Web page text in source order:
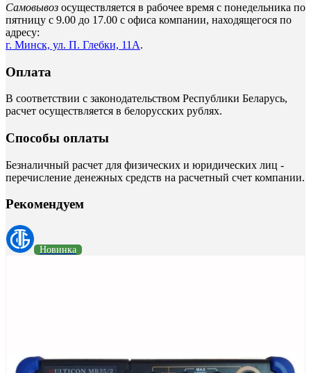
Самовывоз осуществляется в рабочее время с понедельника по
пятницу с 9.00 до 17.00 с офиса компании, находящегося по
адресу:
г. Минск, ул. П. Глебки, 11А.
Оплата
В соответствии с законодательством Республики Беларусь,
расчет осуществляется в белорусских рублях.
Способы оплаты
Безналичный расчет для физических и юридических лиц -
перечисление денежных средств на расчетный счет компании.
Рекомендуем
Новинка